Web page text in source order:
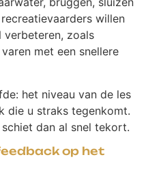
willen
verbeteren, zoals
met een snellere
het niveau van de les
die u straks tegenkomt.
dan al snel tekort.
op het